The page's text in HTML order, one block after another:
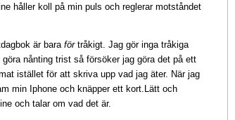
håller koll på min puls och reglerar motståndet
är bara förtråkigt. Jag gör inga tråkiga
nånting trist så försöker jag göra det på ett
istället för att skriva upp vad jag äter. När jag
min Iphone och knäpper ett kort.Lätt och
och talar om vad det är.